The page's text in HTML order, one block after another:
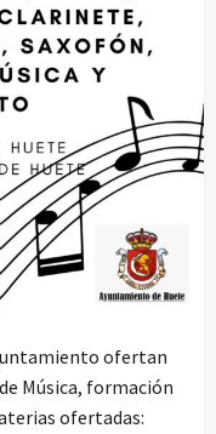
ofertan
Música, formación
ofertadas: